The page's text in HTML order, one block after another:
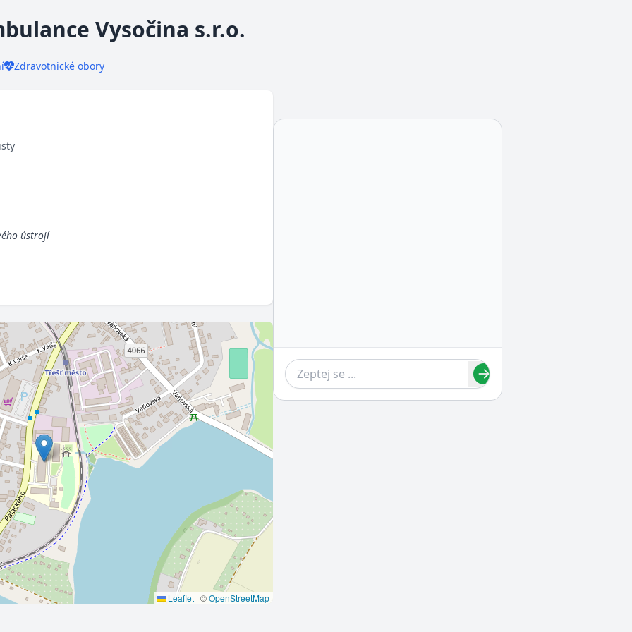
Vysočina s.r.o.
Zdravotnické obory
ústrojí
Leaflet | ©OpenStreetMap